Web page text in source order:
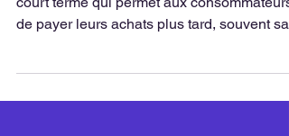
“Buy Now, Pay Later” est un financement à
court terme qui permet aux consommateurs
intérêts.